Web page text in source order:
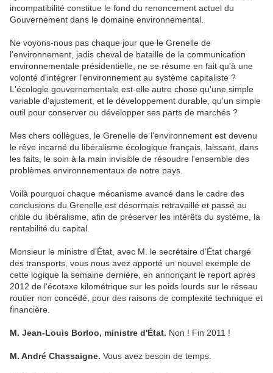
incompatibilité constitue le fond du renoncement actuel du
Gouvernement dans le domaine environnemental.
Ne voyons-nous pas chaque jour que le Grenelle de
l'environnement, jadis cheval de bataille de la communication
environnementale présidentielle, ne se résume en fait qu'à une
volonté d'intégrer l'environnement au système capitaliste ?
L'écologie gouvernementale est-elle autre chose qu'une simple
variable d'ajustement, et le développement durable, qu’un simple
outil pour conserver ou développer ses parts de marchés ?
Mes chers collègues, le Grenelle de l'environnement est devenu
le rêve incarné du libéralisme écologique français, laissant, dans
les faits, le soin à la main invisible de résoudre l'ensemble des
problèmes environnementaux de notre pays.
Voilà pourquoi chaque mécanisme avancé dans le cadre des
conclusions du Grenelle est désormais retravaillé et passé au
crible du libéralisme, afin de préserver les intérêts du système, la
rentabilité du capital.
Monsieur le ministre d'État, avec M. le secrétaire d’État chargé
des transports, vous nous avez apporté un nouvel exemple de
cette logique la semaine dernière, en annonçant le report après
2012 de l'écotaxe kilométrique sur les poids lourds sur le réseau
routier non concédé, pour des raisons de complexité technique et
financière.
M. Jean-Louis Borloo, ministre d'État. Non ! Fin 2011 !
M. André Chassaigne. Vous avez besoin de temps.